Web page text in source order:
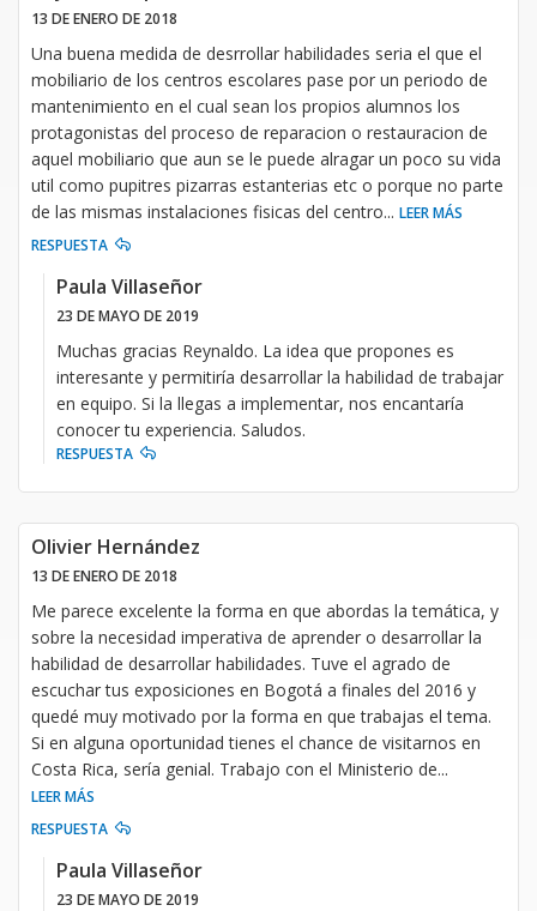
13 DE ENERO DE 2018
Una buena medida de desrrollar habilidades seria el que el
mobiliario de los centros escolares pase por un periodo de
mantenimiento en el cual sean los propios alumnos los
protagonistas del proceso de reparacion o restauracion de
aquel mobiliario que aun se le puede alragar un poco su vida
util como pupitres pizarras estanterias etc o porque no parte
de las mismas instalaciones fisicas del centro... LEER MÁS
RESPUESTA
Paula Villaseñor
23 DE MAYO DE 2019
Muchas gracias Reynaldo. La idea que propones es
interesante y permitiría desarrollar la habilidad de trabajar
en equipo. Si la llegas a implementar, nos encantaría
conocer tu experiencia. Saludos.
RESPUESTA
Olivier Hernández
13 DE ENERO DE 2018
Me parece excelente la forma en que abordas la temática, y
sobre la necesidad imperativa de aprender o desarrollar la
habilidad de desarrollar habilidades. Tuve el agrado de
escuchar tus exposiciones en Bogotá a finales del 2016 y
quedé muy motivado por la forma en que trabajas el tema.
Si en alguna oportunidad tienes el chance de visitarnos en
Costa Rica, sería genial. Trabajo con el Ministerio de...
LEER MÁS
RESPUESTA
Paula Villaseñor
23 DE MAYO DE 2019